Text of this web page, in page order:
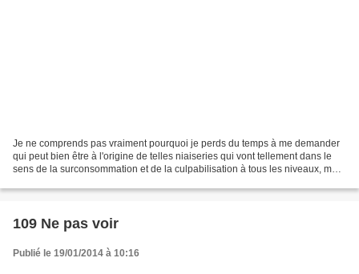
Je ne comprends pas vraiment pourquoi je perds du temps à me demander
qui peut bien être à l'origine de telles niaiseries qui vont tellement dans le
sens de la surconsommation et de la culpabilisation à tous les niveaux, mais
109 Ne pas voir
Publié le 19/01/2014 à 10:16